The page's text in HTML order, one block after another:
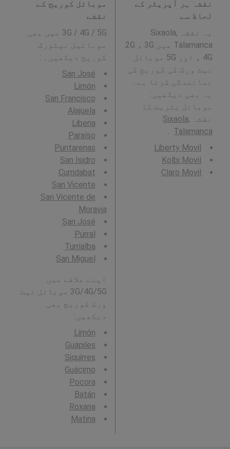
نقشہ ہر آپریٹر کے
لحاظ سے
یہ نقشہ Sixaola,
Talamanca میں 2G ، 3G
، 4G اور 5G موبائل
نیٹ ورک کی کوریج کی
نمائندگی کرتا ہے۔
یہ بھی دیکھیں:
موبائل بٹریٹ کا
نقشہ Sixaola,
Talamanca ۔
Liberty Movil
Kolbi Movil
Claro Movil
موبائل کوریج کے
نقشے
3G / 4G / 5G میں بھی
موبائیل نیٹورک
کوریج دیکھیں۔ :
San José
Limón
San Francisco
Alajuela
Liberia
Paraíso
Puntarenas
San Isidro
Curridabat
San Vicente
San Vicente de
Moravia
San José
Purral
Turrialba
San Miguel
اپنے علاقے میں
3G/4G/5G موبائل نیٹ
ورک کوریج بھی
دیکھیں:
Limón
Guápiles
Siquirres
Guácimo
Pocora
Batán
Roxana
Matina